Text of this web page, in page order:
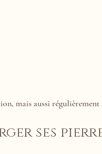
mais aussi régulièrement
ses